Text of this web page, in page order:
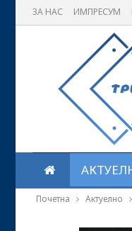
ЗА НАС ИМПРЕСУМ
Почетна Актуелно